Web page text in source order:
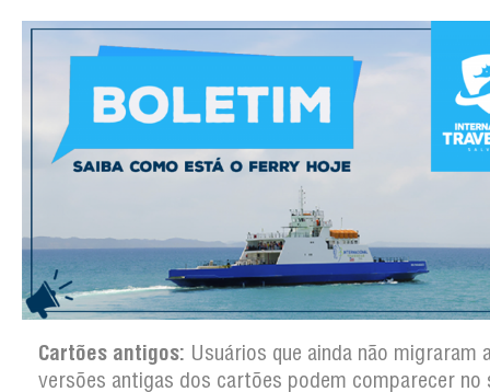
Cartões antigos: Usuários que ainda não migraram
versões antigas dos cartões podem comparecer no